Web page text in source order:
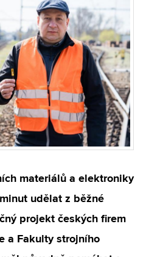
materiálů a elektroniky
udělat z běžné
projekt českých firem
a Fakulty strojního